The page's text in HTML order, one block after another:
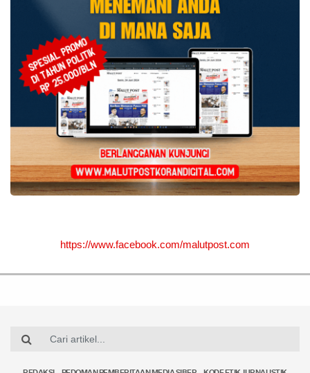
https://www.facebook.com/malutpost.com